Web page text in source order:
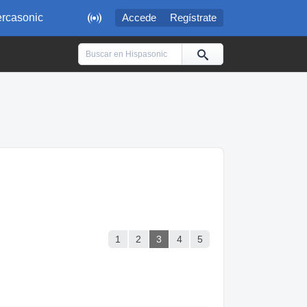
 Accede Regístrate
1 2 3 4 5